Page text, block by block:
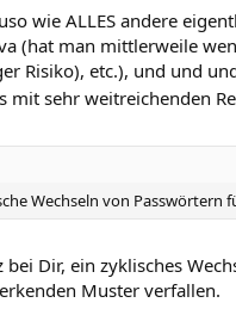
wie ALLES andere
(hat man mittlerweile
Risiko), etc.), und und
mit sehr weitreichenden
Wechseln von Passwörtern
Dir, ein zyklisches
Muster verfallen.